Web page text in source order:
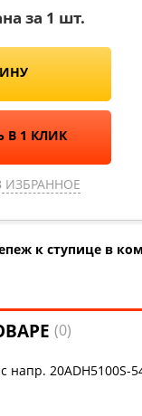
за 1 шт.
В 1 КЛИК
ИЗБРАННОЕ
к ступице в
(0)
напр. 20ADH5100S-